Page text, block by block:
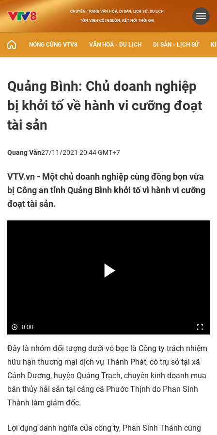
CHUYÊN TRANG VĂN HOÁ, DI SẢN, LỊCH SỬ, DU LỊCH
TÔN VINH CỘI NGUỒN, KẾT NỐI THỜI ĐẠI
NÓNG CÙNG VTV8 VĂN HOÁ - DU LỊCH DI SẢN - LỊCH SỬ
Quảng Bình: Chủ doanh nghiệp
bị khởi tố về hành vi cưỡng đoạt
tài sản
Quang Văn27/11/2021 20:44 GMT+7
VTV.vn - Một chủ doanh nghiệp cùng đồng bọn vừa
bị Công an tỉnh Quảng Bình khởi tố vì hành vi cưỡng
đoạt tài sản.
0:00
Đây là nhóm đối tượng dưới vỏ bọc là Công ty trách nhiệm
hữu hạn thương mại dịch vụ Thành Phát, có trụ sở tại xã
Cảnh Dương, huyện Quảng Trạch, chuyên kinh doanh mua
bán thủy hải sản tại cảng cá Phước Thịnh do Phan Sinh
Thành làm giám đốc.
Lợi dụng danh nghĩa của công ty, Phan Sinh Thành cùng